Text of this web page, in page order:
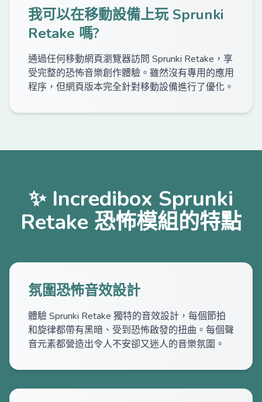
我可以在移動設備上玩 Sprunki
Retake 嗎?
通過任何移動網頁瀏覽器訪問 Sprunki Retake，享
受完整的恐怖音樂創作體驗。雖然沒有專用的應用
程序，但網頁版本完全針對移動設備進行了優化。
✨ Incredibox Sprunki
Retake 恐怖模組的特點
氛圍恐怖音效設計
體驗 Sprunki Retake 獨特的音效設計，每個節拍
和旋律都帶有黑暗、受到恐怖啟發的扭曲。每個聲
音元素都營造出令人不安卻又迷人的音樂氛圍。